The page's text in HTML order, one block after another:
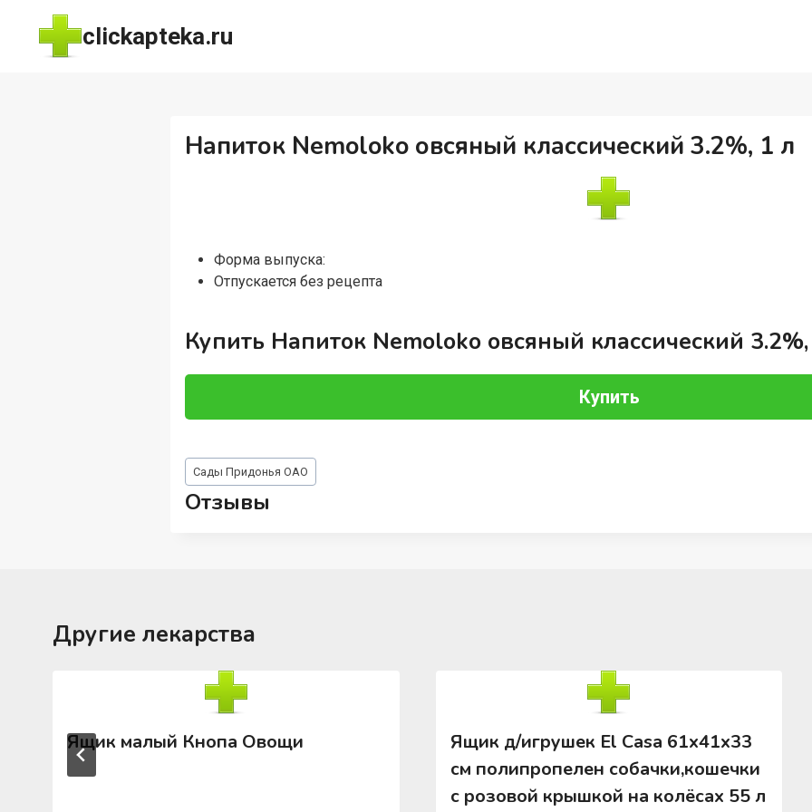
Перейти
содержимому
clickapteka.ru
Напиток Nemoloko овсяный классический 3.2%, 1 л
Форма выпуска:
Отпускается без рецепта
Купить Напиток Nemoloko овсяный классический
Купить
Метки
записи:
Сады Придонья ОАО
Отзывы
Другие лекарства
Ящик малый Кнопа Овощи
Ящик д/игрушек El Casa 61х41х33
см полипропелен собачки,кошечки
с розовой крышкой на колёсах 55 л